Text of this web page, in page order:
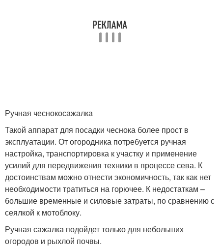
Ручная чеснокосажалка
Такой аппарат для посадки чеснока более прост в
эксплуатации. От огородника потребуется ручная
настройка, транспортировка к участку и применение
усилий для передвижения техники в процессе сева. К
достоинствам можно отнести экономичность, так как нет
необходимости тратиться на горючее. К недостаткам –
большие временные и силовые затраты, по сравнению с
сеялкой к мотоблоку.
Ручная сажалка подойдет только для небольших
огородов и рыхлой почвы.